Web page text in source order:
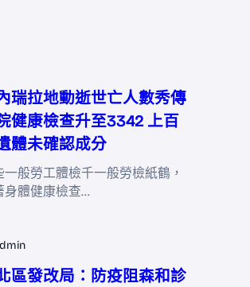
瑞拉地動逝世亡人數秀傳
健康檢查升至3342 上百
體未確認成分
一般勞工體檢千一般勞檢紙鶴，
身體健康檢查…
區發改局：防疫阻森和診